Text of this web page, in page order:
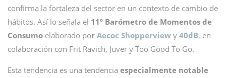
confirma la fortaleza del sector en un contexto de cambio de
hábitos. Así lo señala el 11º Barómetro de Momentos de
Consumo elaborado por Aecoc Shopperview y 40dB, en
colaboración con Frit Ravich, Juver y Too Good To Go.
Esta tendencia es una tendencia especialmente notable